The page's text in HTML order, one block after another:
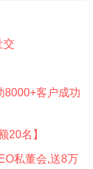
交
8000+客户成功
20名】
私董会,送8万